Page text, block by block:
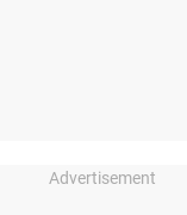
Advertisement